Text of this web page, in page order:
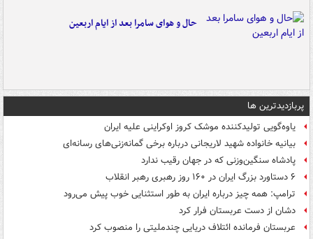
حال و هوای سامرا بعد از ایام اربعین
پربازدیدترین ها
یاوه‌گویی تولیدکننده موشک کروز اوکراینی علیه ایران
بیانیه خانواده شهید لاریجانی درباره برخی گمانه‌زنی‌های رسانه‌ای
پادشاه سنگین‌وزنی که در جهان رقیب ندارد
۶ دستاورد بزرگ ایران در ۱۶۰ روز رهبری رهبر انقلاب
ترامپ: همه چیز درباره ایران به طور استثنایی خوب پیش می‌رود
دشان از دست عربستان فرار کرد
عربستان فرمانده ائتلاف دریایی چندملیتی را منصوب کرد